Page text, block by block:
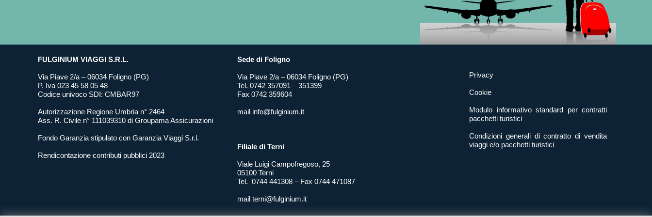
FULGINIUM VIAGGI S.R.L.
Via Piave 2/a – 06034 Foligno (PG)
P. Iva 023 45 58 05 48
Codice univoco SDI: CMBAR97
Autorizzazione Regione Umbria n° 2464
Ass. R. Civile n° 111039310 di Groupama Assicurazioni
Fondo Garanzia stipulato con Garanzia Viaggi S.r.l.
Rendicontazione contributi pubblici 2023
Sede di Foligno
Via Piave 2/a – 06034 Foligno (PG)
Tel. 0742 357091 – 351399
Fax 0742 359604
mail info@fulginium.it
Filiale di Terni
Viale Luigi Campofregoso, 25
05100 Terni
Tel. 0744 441308 – Fax 0744 471087
mail terni@fulginium.it
Privacy
Cookie
Modulo informativo standard per contratti
pacchetti turistici
Condizioni generali di contratto di vendita
viaggi e/o pacchetti turistici